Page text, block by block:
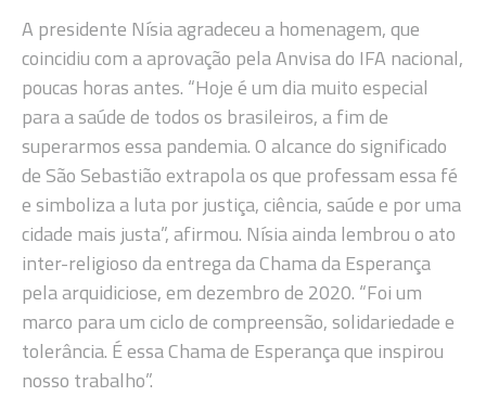
A presidente Nísia agradeceu a homenagem, que
coincidiu com a aprovação pela Anvisa do IFA nacional,
poucas horas antes. “Hoje é um dia muito especial
para a saúde de todos os brasileiros, a fim de
superarmos essa pandemia. O alcance do significado
de São Sebastião extrapola os que professam essa fé
e simboliza a luta por justiça, ciência, saúde e por uma
cidade mais justa”, afirmou. Nísia ainda lembrou o ato
inter-religioso da entrega da Chama da Esperança
pela arquidiciose, em dezembro de 2020. “Foi um
marco para um ciclo de compreensão, solidariedade e
tolerância. É essa Chama de Esperança que inspirou
nosso trabalho”.